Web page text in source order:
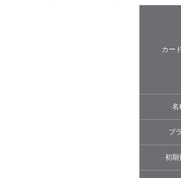
カー
名
プ
初期